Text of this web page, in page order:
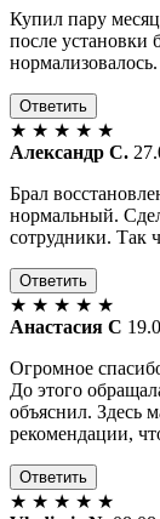
Купил пару
после установки
Ответить
★ ★ ★ ★ ★
Александр С.
Брал
нормальный.
сотрудники. Так
Ответить
★ ★ ★ ★ ★
Анастасия С
Огромное
До этого
объяснил. Здесь
рекомендации,
Ответить
★ ★ ★ ★ ★